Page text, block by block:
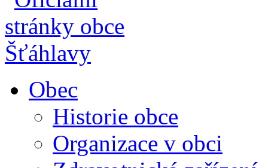
Obec
Historie obce
Organizace v obci